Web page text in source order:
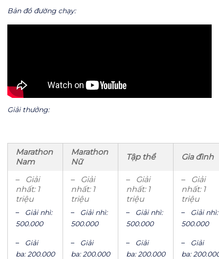
Bản đồ đường chạy:
Giải thưởng:
Marathon
Nam
Marathon
Nữ
Tập thể Gia đình
–
Giải
nhất: 1
triệu
– Giải nhì:
500.000
– Giải
ba:200.000
–
Giải
nhất: 1
triệu
– Giải nhì:
500.000
– Giải
ba:200.000
–
Giải
nhất: 1
triệu
– Giải nhì:
500.000
– Giải
ba:200.000
–
Giải
nhất: 1
triệu
– Giải nhì:
500.000
– Giải
ba: